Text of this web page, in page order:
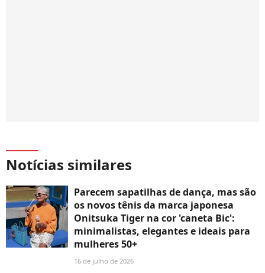
Notícias similares
Parecem sapatilhas de dança, mas são
os novos tênis da marca japonesa
Onitsuka Tiger na cor 'caneta Bic':
minimalistas, elegantes e ideais para
mulheres 50+
16 de julho de 2026